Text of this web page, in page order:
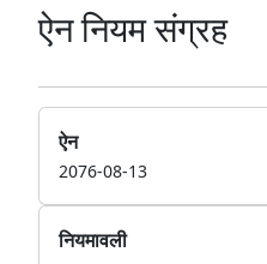
ऐन नियम संग्रह
ऐन
2076-08-13
नियमावली